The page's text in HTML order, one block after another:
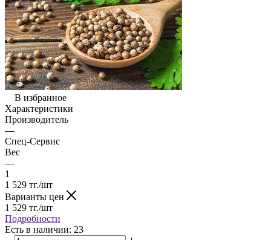
В избранное
Характеристики
Производитель
—
Спец-Сервис
Вес
—
1
1 529 тг./шт
Варианты цен
1 529 тг./шт
Подробности
Есть в наличии: 23